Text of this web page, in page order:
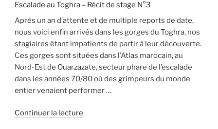
et
couenne
–
octobre
2026 »
Escalade au Toghra – Récit de stage N°3
Après un an d’attente et de multiple reports de date,
nous voici enfin arrivés dans les gorges du Toghra, nos
stagiaires étant impatients de partir à leur découverte.
Ces gorges sont situées dans l’Atlas marocain, au
Nord-Est de Ouarzazate, secteur phare de l’escalade
dans les années 70/80 où des grimpeurs du monde
entier venaient performer …
Continuer la lecture